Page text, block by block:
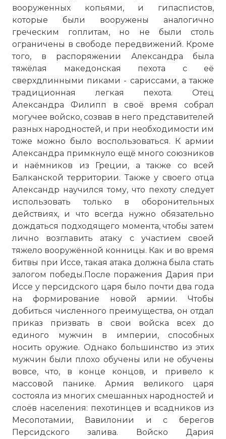
вооруженных копьями, и гипаспистов,
которые были вооружены аналогично
греческим гоплитам, но не были столь
ограничены в свободе передвижений. Кроме
того, в распоряжении Александра была
тяжёлая македонская пехота с её
сверхдлинными пиками - сариссами, а также
традиционная легкая пехота. Отец
Александра Филипп в своё время собрал
могучее войско, созвав в него представителей
разных народностей, и при необходимости им
тоже можно было воспользоваться. К армии
Александра примкнуло ещё много союзников
и наёмников из Греции, а также со всей
Балканской территории. Также у своего отца
Александр научился тому, что пехоту следует
использовать только в оборонительных
действиях, и что всегда нужно обязательно
дождаться подходящего момента, чтобы затем
лично возглавить атаку с участием своей
тяжело вооружённой конницы. Как и во время
битвы при Иссе, такая атака должна была стать
залогом победы.После поражения Дария при
Иссе у персидского царя было почти два года
на формирование новой армии. Чтобы
добиться численного преимущества, он отдал
приказ призвать в свои войска всех до
единого мужчин в империи, способных
носить оружие. Однако большинство из этих
мужчин были плохо обучены или не обучены
вовсе, что, в конце концов, и привело к
массовой панике. Армия великого царя
состояла из многих смешанных народностей и
слоёв населения: пехотинцев и всадников из
Месопотамии, Вавилонии и с берегов
Персидского залива. Войско Дария